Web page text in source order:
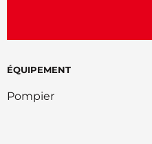
ÉQUIPEMENT
Pompier